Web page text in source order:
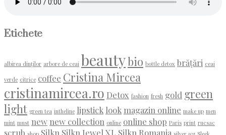
Etichete
albirea dinților arbore de ceai beautybio bottle detox brățări ceai
verde citrice coffee Cristina Mircea
cristinamircea.ro Detox fashion fresh gold green
light green tea intheline lipstick look magazin online make up men
mint must new new collection online online shop Paris print rucsac
scrub Silkn Silkn Jewel XL Silkn Romania